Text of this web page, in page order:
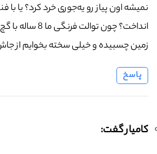
نمیشه اون پیاز رو یه‌جوری خرد کرد؟ یا با
انداخت؟ چون توالت
زمین چسبیده و خیلی سخته بخوایم از
پاسخ
کامیار گفت: